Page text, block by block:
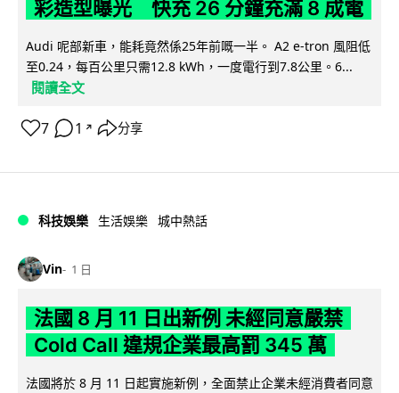
彩造型曝光 快充 26 分鐘充滿 8 成電
Audi 呢部新車，能耗竟然係25年前嘅一半。 A2 e-tron 風阻低
至0.24，每百公里只需12.8 kWh，一度電行到7.8公里。6...
閱讀全文
7 1 ↗ 分享
科技娛樂 生活娛樂 城中熱話
Vin 1 日
法國 8 月 11 日出新例 未經同意嚴禁
Cold Call 違規企業最高罰 345 萬
法國將於 8 月 11 日起實施新例，全面禁止企業未經消費者同意